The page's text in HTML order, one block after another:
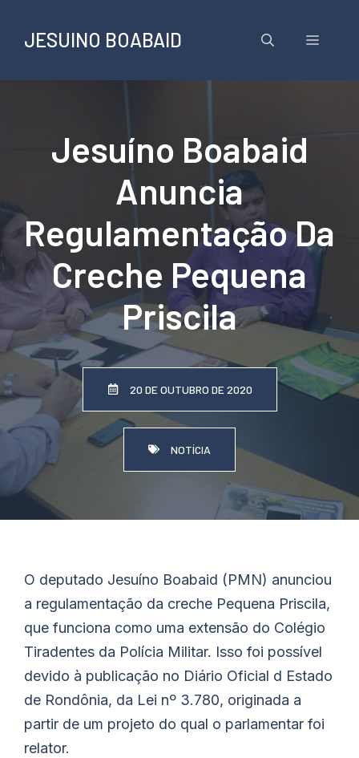
conteúdo
JESUINO BOABAID Menu
Jesuíno Boabaid
Anuncia
Regulamentação Da
Creche Pequena
Priscila
20 DE OUTUBRO DE 2020
NOTÍCIA
O deputado Jesuíno Boabaid (PMN) anunciou
a regulamentação da creche Pequena Priscila,
que funciona como uma extensão do Colégio
Tiradentes da Polícia Militar. Isso foi possível
devido à publicação no Diário Oficial d Estado
de Rondônia, da Lei nº 3.780, originada a
partir de um projeto do qual o parlamentar foi
relator.